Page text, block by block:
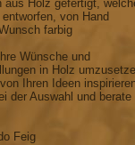
aus Holz gefertigt,
von Hand
farbig
Wünsche und
in Holz
Ihren Ideen
der Auswahl und berate
Feig